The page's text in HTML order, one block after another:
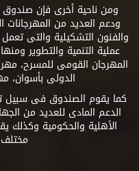
ومن ناحية أخرى فإن صندوق
ودعم العديد من المهرجانات
والفنون التشكيلية والتى
عملية التنمية والتطوير
المهرجان القومى للمسرح،
الدولى بأسوان،
كما يقوم الصندوق فى سبيل
الدعم المادى للعديد من
الأهلية والحكومية وكذلك